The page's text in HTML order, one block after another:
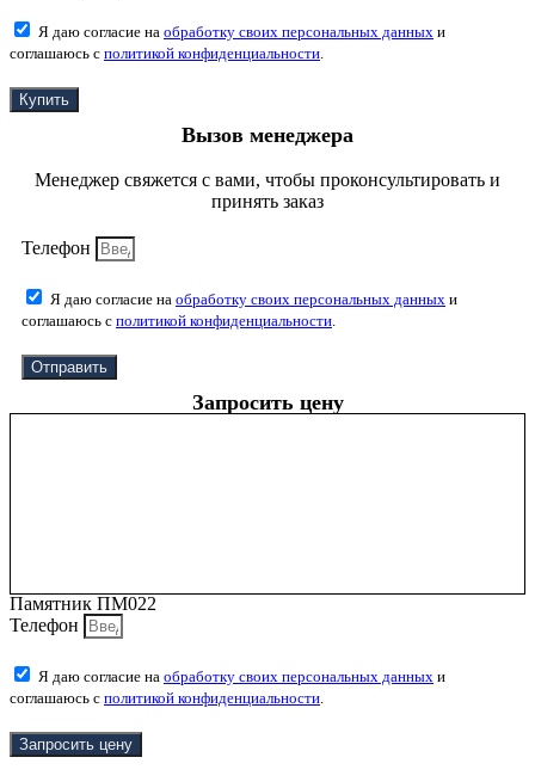
Я даю согласие на обработку своих персональных данных и
соглашаюсь с политикой конфиденциальности
Купить
Вызов менеджера
Менеджер свяжется с вами, чтобы проконсультировать и
принять заказ
Телефон
Я даю согласие на обработку своих персональных данных и
соглашаюсь с политикой конфиденциальности
Отправить
Запросить цену
Памятник ПМ022
Телефон
Я даю согласие на обработку своих персональных данных и
соглашаюсь с политикой конфиденциальности
Запросить цену